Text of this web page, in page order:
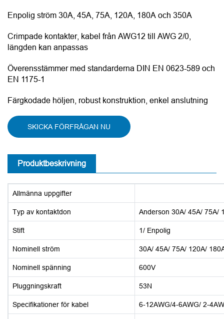
Enpolig ström 30A, 45A, 75A, 120A, 180A och 350A
Crimpade kontakter, kabel från AWG12 till AWG 2/0,
längden kan anpassas
Överensstämmer med standarderna DIN EN 0623-589 och
EN 1175-1
Färgkodade höljen, robust konstruktion, enkel anslutning
SKICKA FÖRFRÅGAN NU
Produktbeskrivning
Allmänna uppgifter
Typ av kontaktdon Anderson 30A/ 45A/ 75A/
Stift 1/ Enpolig
Nominell ström 30A/ 45A/ 75A/ 120A/
Nominell spänning 600V
Pluggningskraft 53N
Specifikationer för kabel 6-12AWG/4-6AWG/ 2-